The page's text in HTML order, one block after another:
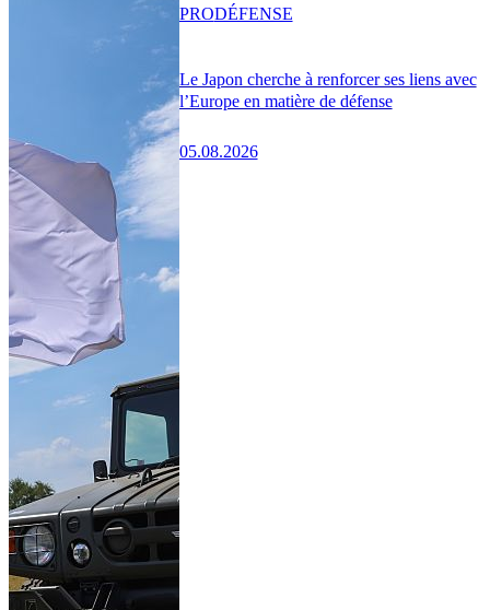
Le Japon cherche à renforcer ses liens avec
l’Europe en matière de défense
05.08.2026
PRODÉFENSE